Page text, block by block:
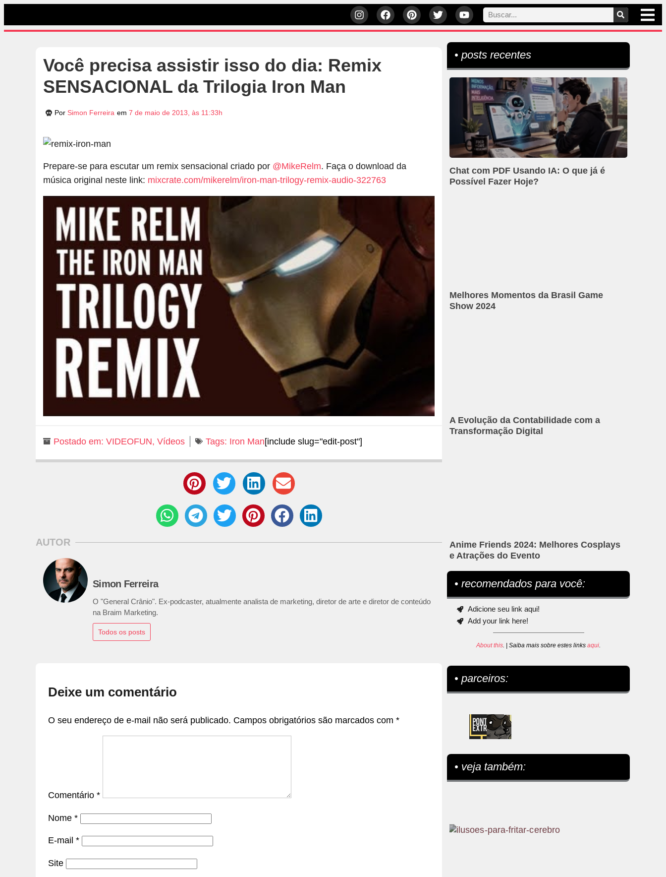
Você precisa assistir isso do dia: Remix
SENSACIONAL da Trilogia Iron Man
Por Simon Ferreira em 7 de maio de 2013, às 11:33h
Prepare-se para escutar um remix sensacional criado por @MikeRelm. Faça o download da
música original neste link: mixcrate.com/mikerelm/iron-man-trilogy-remix-audio-322763
Postado em: VIDEOFUN, Vídeos Tags: Iron Man[include slug="edit-post"]
AUTOR
Simon Ferreira
O "General Crânio". Ex-podcaster, atualmente analista de marketing, diretor de arte e diretor de conteúdo
na Braim Marketing.
Todos os posts
Deixe um comentário
O seu endereço de e-mail não será publicado. Campos obrigatórios são marcados com *
Comentário *
Nome *
E-mail *
Site
• posts recentes
Chat com PDF Usando IA: O que já é
Possível Fazer Hoje?
Melhores Momentos da Brasil Game
Show 2024
A Evolução da Contabilidade com a
Transformação Digital
Anime Friends 2024: Melhores Cosplays
e Atrações do Evento
• recomendados para você:
Adicione seu link aqui!
Add your link here!
About this. | Saiba mais sobre estes linksaqui.
• parceiros:
• veja também: